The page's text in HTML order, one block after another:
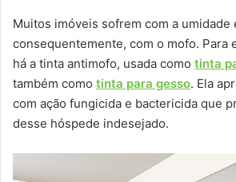
Muitos imóveis sofrem com a umidade
consequentemente, com o mofo. Para
há a tinta antimofo, usada como tinta
também como tinta para gesso. Ela
com ação fungicida e bactericida que
desse hóspede indesejado.